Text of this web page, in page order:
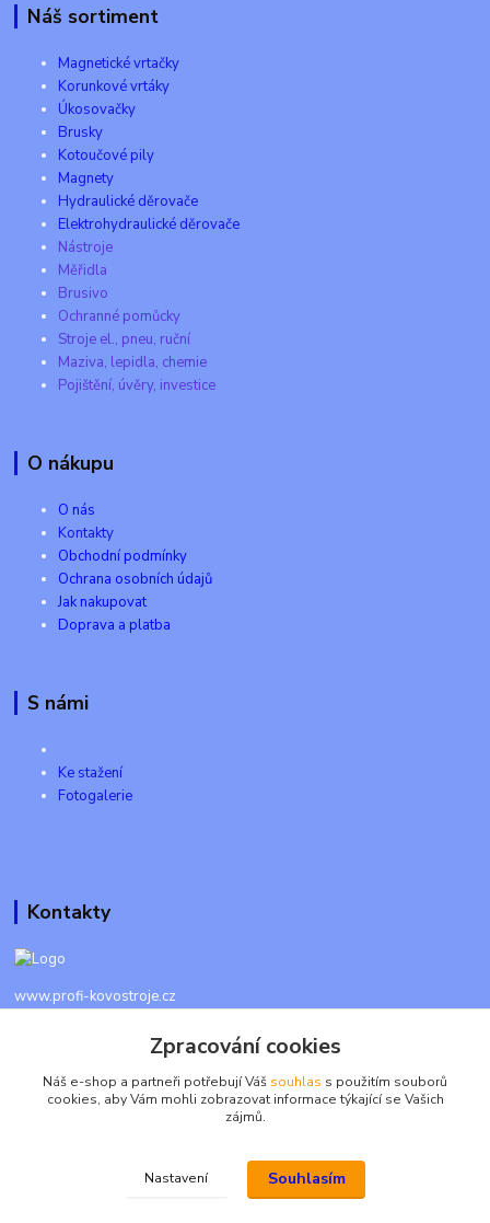
Náš sortiment
Magnetické vrtačky
Korunkové vrtáky
Úkosovačky
Brusky
Kotoučové pily
Magnety
Hydraulické děrovače
Elektrohydraulické děrovače
Nástroje
Měřidla
Brusivo
Ochranné pomůcky
Stroje el., pneu, ruční
Maziva, lepidla, chemie
Pojištění, úvěry, investice
O nákupu
O nás
Kontakty
Obchodní podmínky
Ochrana osobních údajů
Jak nakupovat
Doprava a platba
S námi
Ke stažení
Fotogalerie
Kontakty
www.profi-kovostroje.cz
+420 605 017 866
Každý den 8 - 20 hod - SMS kdykoliv
Zpracování cookies
Náš e-shop a partneři potřebují Váš souhlas s použitím souborů
cookies, aby Vám mohli zobrazovat informace týkající se Vašich
zájmů.
Nastavení Souhlasím